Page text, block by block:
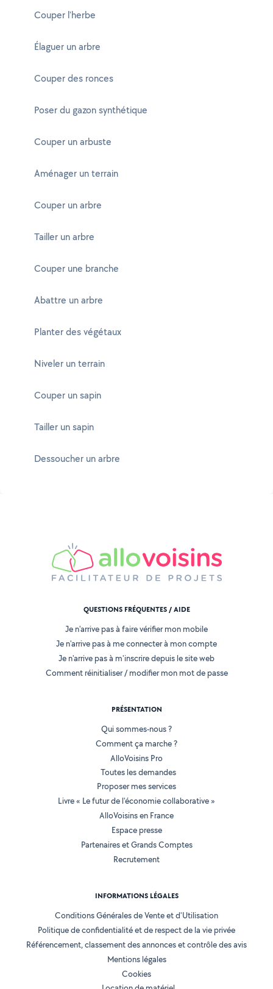
Couper l'herbe
Élaguer un arbre
Couper des ronces
Poser du gazon synthétique
Couper un arbuste
Aménager un terrain
Couper un arbre
Tailler un arbre
Couper une branche
Abattre un arbre
Planter des végétaux
Niveler un terrain
Couper un sapin
Tailler un sapin
Dessoucher un arbre
QUESTIONS FRÉQUENTES / AIDE
Je n'arrive pas à faire vérifier mon mobile
Je n'arrive pas à me connecter à mon compte
Je n'arrive pas à m'inscrire depuis le site web
Comment réinitialiser / modifier mon mot de passe
PRÉSENTATION
Qui sommes-nous ?
Comment ça marche ?
AlloVoisins Pro
Toutes les demandes
Proposer mes services
Livre « Le futur de l'économie collaborative »
AlloVoisins en France
Espace presse
Partenaires et Grands Comptes
Recrutement
INFORMATIONS LÉGALES
Conditions Générales de Vente et d'Utilisation
Politique de confidentialité et de respect de la vie privée
Référencement, classement des annonces et contrôle des avis
Mentions légales
Cookies